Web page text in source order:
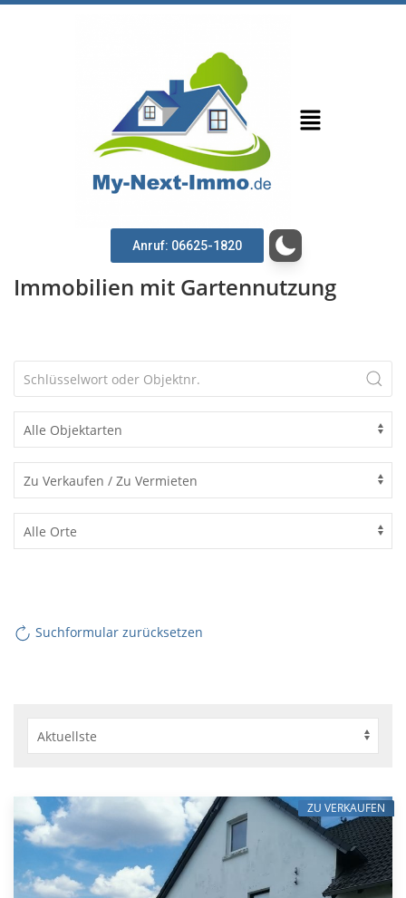
Anruf: 06625-1820
Immobilien mit Gartennutzung
Suchformular zurücksetzen
ZU VERKAUFEN